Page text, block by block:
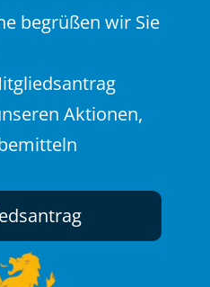
begrüßen wir Sie
Aktionen,